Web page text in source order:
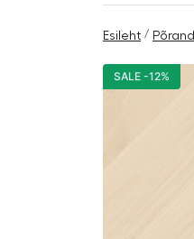
Esileht / Põrand
SALE -12%